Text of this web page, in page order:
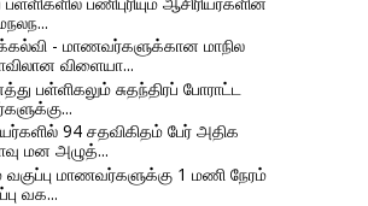
- மாணவர்களுக்கான மாநில
விளையா...
பள்ளிகலும் சுதந்திரப் போராட்ட
94 சதவிகிதம் பேர் அதிக
மன அழுத்...
மாணவர்களுக்கு 1 மணி நேரம்
வக...